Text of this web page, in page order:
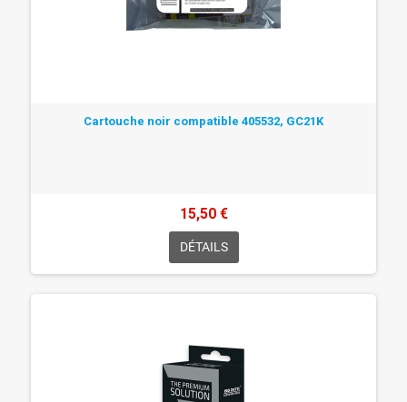
Cartouche noir compatible 405532, GC21K
15,50 €
DÉTAILS